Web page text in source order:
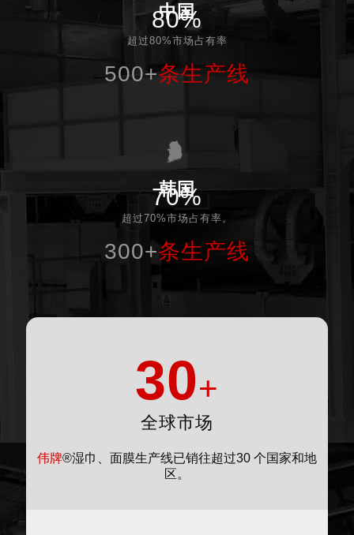
80%
中国
超过80%市场占有率
500+条生产线
70%
韩国
超过70%市场占有率。
300+条生产线
30+
全球市场
伟牌®湿巾、面膜生产线已销往超过30 个国家和地
区。